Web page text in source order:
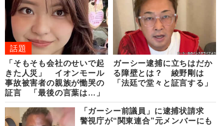
話題
「そもそも会社のせいで起
きた人災」 イオンモール
事故被害者の親族が慟哭の
証言 「最後の言葉は…」
ガーシー逮捕に立ちはだか
る障壁とは？ 綾野剛は
「法廷で堂々と証言する」
「ガーシー前議員」に逮捕状請求
警視庁が“関東連合”元メンバーにも